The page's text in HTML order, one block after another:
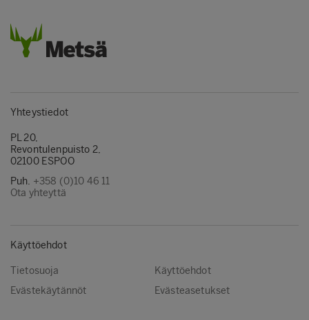
Yhteystiedot
PL 20,
Revontulenpuisto 2,
02100 ESPOO
Puh. +358 (0)10 46 11
Ota yhteyttä
Käyttöehdot
Tietosuoja
Käyttöehdot
Evästekäytännöt
Evästeasetukset